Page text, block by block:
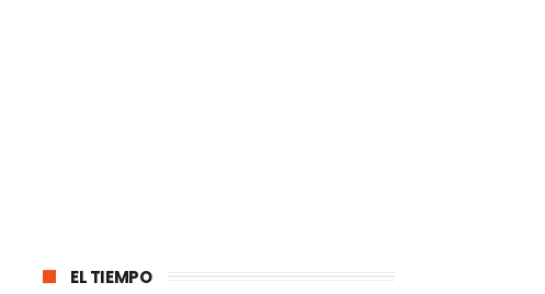
EL TIEMPO